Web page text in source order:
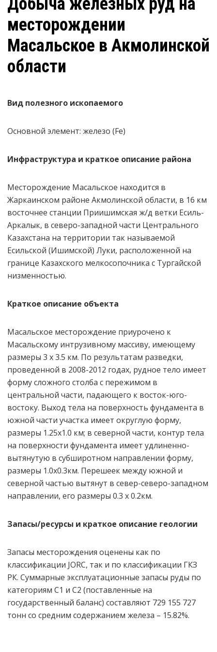
месторождении
Масальское в Акмолинской
области
Вид полезного ископаемого
Основной элемент: железо (Fe)
Инфраструктура и краткое описание района
Месторождение Масальское находится в
Жаркаинском районе Акмолинской области, в 16 км
восточнее станции Приишимская ж/д ветки Есиль-
Аркалык, в северо-западной части Центрального
Казахстана на территории так называемой
Есильской (Ишимской) Луки, расположенной на
границе Казахского мелкосопочника с Тургайской
низменностью.
Краткое описание объекта
Масальское месторождение приурочено к
Масальскому интрузивному массиву, имеющему
размеры 3 х 3.5 км. По результатам разведки,
проведенной в 2008-2012 годах, рудное тело имеет
форму сложного столба с пережимом в
центральной части, падающего к восток-юго-
востоку. Выход тела на поверхность фундамента в
южной части участка имеет округлую форму,
размеры 1.25х1.0 км; в северной части, контур тела
на поверхности фундамента имеет удлиненно-
вытянутую в субширотном направлении форму,
размеры 1.0х0.3км. Перешеек между южной и
северной частью вытянут в север-северо-западном
направлении, его размеры 0.3 х 0.2км.
Запасы/ресурсы и краткое описание геологии
Запасы месторождения оценены как по
классификации JORC, так и по классификации ГКЗ
РК. Суммарные эксплуатационные запасы руды по
категориям С1 и С2 (поставленные на
государственный баланс) составляют 729 155 727
тонн со средним содержанием железа – 15.82%.